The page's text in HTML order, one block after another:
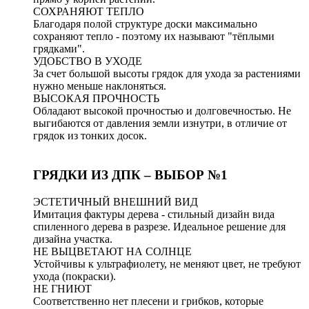
СОХРАНЯЮТ ТЕПЛО
Благодаря полой структуре доски максимально
сохраняют тепло - поэтому их называют "тёплыми
грядками".
УДОБСТВО В УХОДЕ
За счет большой высоты грядок для ухода за растениями
нужно меньше наклоняться.
ВЫСОКАЯ ПРОЧНОСТЬ
Обладают высокой прочностью и долговечностью. Не
выгибаются от давления земли изнутри, в отличие от
грядок из тонких досок.
ГРЯДКИ ИЗ ДПК – ВЫБОР №1
ЭСТЕТИЧНЫЙ ВНЕШНИЙ ВИД
Имитация фактуры дерева - стильный дизайн вида
спиленного дерева в разрезе. Идеальное решение для
дизайна участка.
НЕ ВЫЦВЕТАЮТ НА СОЛНЦЕ
Устойчивы к ультрафиолету, не меняют цвет, не требуют
ухода (покраски).
НЕ ГНИЮТ
Соответственно нет плесени и грибков, которые